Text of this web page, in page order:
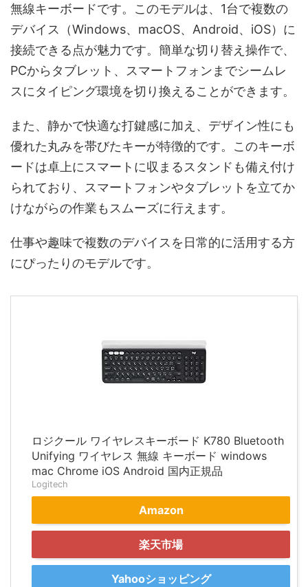
無線キーボードです。このモデルは、1台で複数の
デバイス（Windows、macOS、Android、iOS）に
接続できる点が魅力です。簡単な切り替え操作で、
PCからタブレット、スマートフォンまでシームレ
スにタイピング環境を切り換えることができます。
また、静かで快適な打鍵感に加え、デザイン性にも
優れた丸みを帯びたキーが特徴的です。このキーボ
ードは卓上にスマートに収まるスタンドも備え付け
られており、スマートフォンやタブレットを立てか
けながらの作業もスムーズに行えます。
仕事や趣味で複数のデバイスを日常的に活用する方
にぴったりのモデルです。
ロジクール ワイヤレスキーボード K780 Bluetooth
Unifying ワイヤレス 無線 キーボード windows
mac Chrome iOS Android 国内正規品
Logitech
Amazon
楽天市場
Yahooショッピング